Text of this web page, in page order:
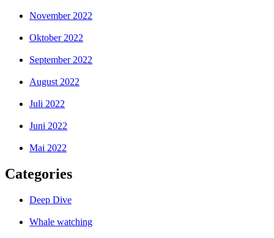
November 2022
Oktober 2022
September 2022
August 2022
Juli 2022
Juni 2022
Mai 2022
Categories
Deep Dive
Whale watching